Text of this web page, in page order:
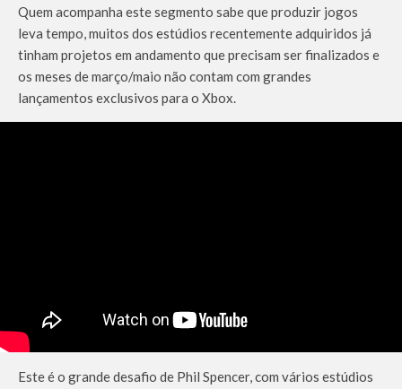
Quem acompanha este segmento sabe que produzir jogos
leva tempo, muitos dos estúdios recentemente adquiridos já
tinham projetos em andamento que precisam ser finalizados e
os meses de março/maio não contam com grandes
lançamentos exclusivos para o Xbox.
Este é o grande desafio de Phil Spencer, com vários estúdios